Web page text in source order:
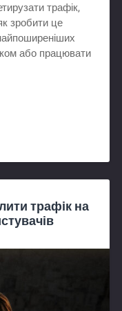
трафік,
зробити це
або працювати
трафік на